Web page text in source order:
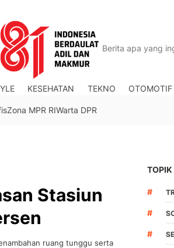
KESEHATAN TEKNO OTOMOTIF
Zona MPR RIWarta DPR
Stasiun
ruang tunggu serta
TOPIK
#
#
#